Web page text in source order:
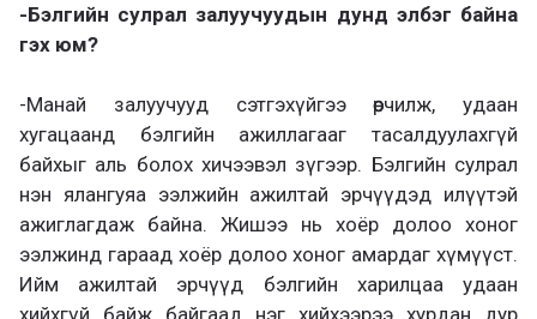
-Бэлгийн сулрал залуучуудын дунд элбэг байна
гэх юм?
-Манай залуучууд сэтгэхүйгээ өөрчилж, удаан
хугацаанд бэлгийн ажиллагааг тасалдуулахгүй
байхыг аль болох хичээвэл зүгээр. Бэлгийн сулрал
нэн ялангуяа ээлжийн ажилтай эрчүүдэд илүүтэй
ажиглагдаж байна. Жишээ нь хоёр долоо хоног
ээлжинд гараад хоёр долоо хоног амардаг хүмүүст.
Ийм ажилтай эрчүүд бэлгийн харилцаа удаан